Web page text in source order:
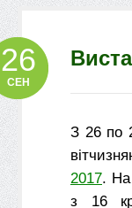
26
СЕН
З 26 по
2017. На
з 16